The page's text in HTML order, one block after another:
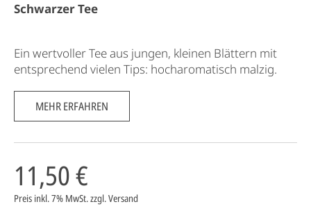
Schwarzer Tee
Ein wertvoller Tee aus jungen, kleinen Blättern mit
entsprechend vielen Tips: hocharomatisch malzig.
MEHR ERFAHREN
11,50 €
Preis inkl. 7% MwSt.zzgl. Versand